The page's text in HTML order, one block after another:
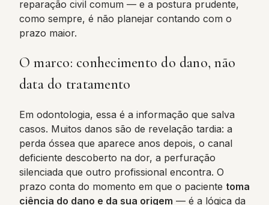
reparação civil comum — e a postura prudente,
como sempre, é não planejar contando com o
prazo maior.
O marco: conhecimento do dano, não
data do tratamento
Em odontologia, essa é a informação que salva
casos. Muitos danos são de revelação tardia: a
perda óssea que aparece anos depois, o canal
deficiente descoberto na dor, a perfuração
silenciada que outro profissional encontra. O
prazo conta do momento em que o paciente toma
ciência do dano e da sua origem — é a lógica da